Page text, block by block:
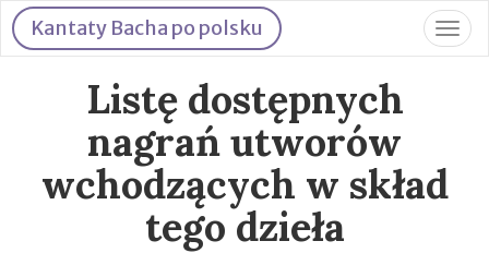
Kantaty Bacha po polsku
Listę dostępnych
nagrań utworów
wchodzących w skład
tego dzieła